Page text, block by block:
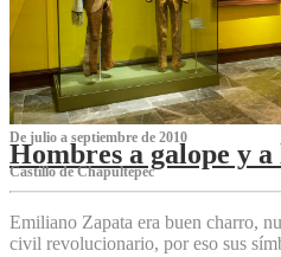
De julio a septiembre de 2010
Hombres a galope y
Castillo de Chapultepec
Emiliano Zapata era buen charro,
civil revolucionario, por eso sus